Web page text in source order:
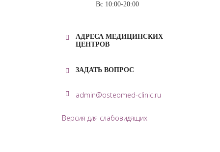
Вс 10:00-20:00
АДРЕСА МЕДИЦИНСКИХ
ЦЕНТРОВ
ЗАДАТЬ ВОПРОС
admin@osteomed-clinic.ru
Версия для слабовидящих